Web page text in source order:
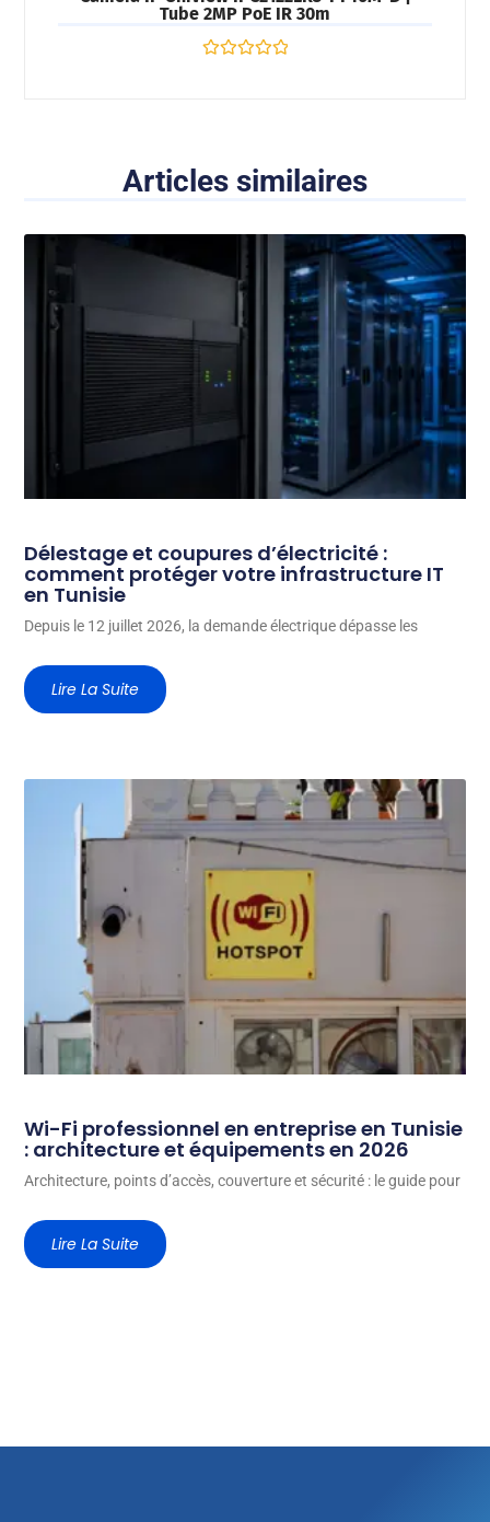
Tube 2MP PoE IR 30m
Articles similaires
Délestage et coupures d’électricité :
comment protéger votre infrastructure IT
en Tunisie
Depuis le 12 juillet 2026, la demande électrique dépasse les
Lire La Suite
Wi-Fi professionnel en entreprise en Tunisie
: architecture et équipements en 2026
Architecture, points d’accès, couverture et sécurité : le guide pour
Lire La Suite